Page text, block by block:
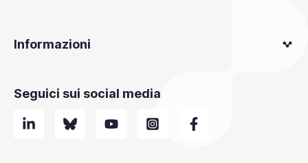
Informazioni
Seguici sui social media